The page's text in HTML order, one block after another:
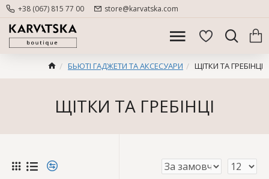
+38 (067) 815 77 00 store@karvatska.com
БЬЮТІ ГАДЖЕТИ ТА АКСЕСУАРИ ЩІТКИ ТА ГРЕБІНЦІ
ЩІТКИ ТА ГРЕБІНЦІ